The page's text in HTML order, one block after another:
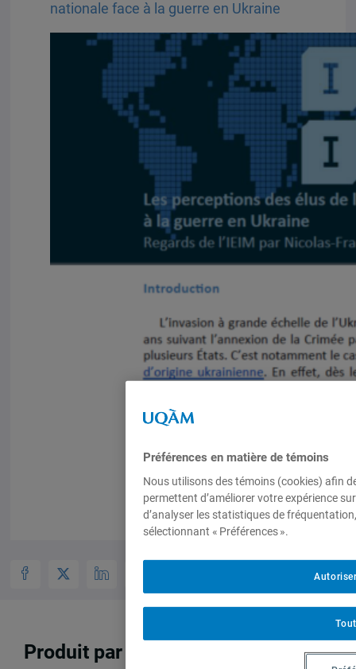
nationale face à la guerre en Ukraine
Produit par
Préférences en matière de témoins
Nous utilisons des témoins (cookies) afin
permettent d’améliorer votre expérience
d’analyser les statistiques de
sélectionnant « Préférences ».